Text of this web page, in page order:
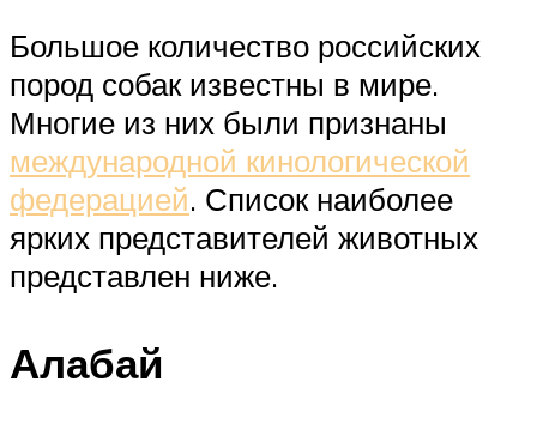
Большое количество российских
пород собак известны в мире.
Многие из них были признаны
международной кинологической
федерацией. Список наиболее
ярких представителей животных
представлен ниже.
Алабай